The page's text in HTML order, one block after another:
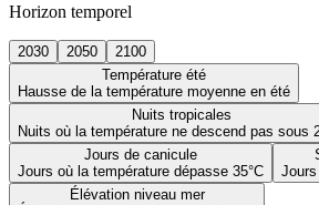
Horizon temporel
2030 2050
2100
Température été
Hausse de la température moyenne en été
Nuits tropicales
Nuits où la température ne descend pas sous
Jours de canicule
Jours où la température dépasse 35°C
Élévation niveau mer